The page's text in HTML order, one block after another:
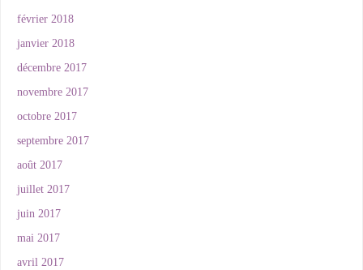
février 2018
janvier 2018
décembre 2017
novembre 2017
octobre 2017
septembre 2017
août 2017
juillet 2017
juin 2017
mai 2017
avril 2017